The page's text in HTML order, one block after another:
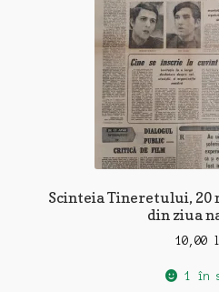
Scinteia Tineretului, 20
din ziua
10,00
1 în